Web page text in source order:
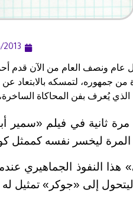
عام ونصف العام من الآن قدم
جمهوره، لتمسكه بالابتعاد عن
يُعرف بفن المحاكاة
ثانية في فيلم «سمير
ليخسر نفسه كممثل
هذا النفوذ الجماهيري
ليتحول إلى «جوكر» تمثيل